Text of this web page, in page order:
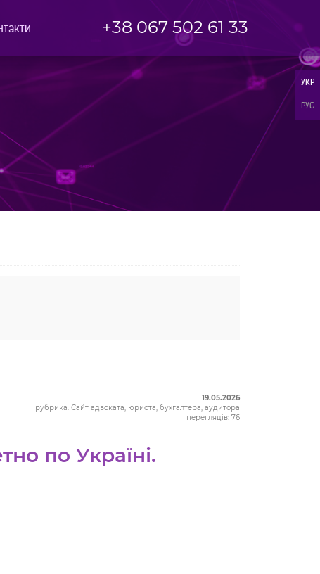
УКР
РУС
+38 067 502 61 33
19.05.2026
рубрика: Сайт адвоката, юриста, бухгалтера, аудитора
переглядів: 76
по Україні.